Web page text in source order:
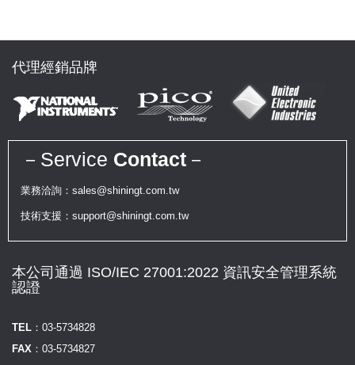
代理經銷品牌
－Service Contact －
業務洽詢：sales@shiningt.com.tw
技術支援：support@shiningt.com.tw
本公司通過 ISO/IEC 27001:2022 資訊安全管理系統
認證
TEL： 03-5734828
FAX： 03-5734827